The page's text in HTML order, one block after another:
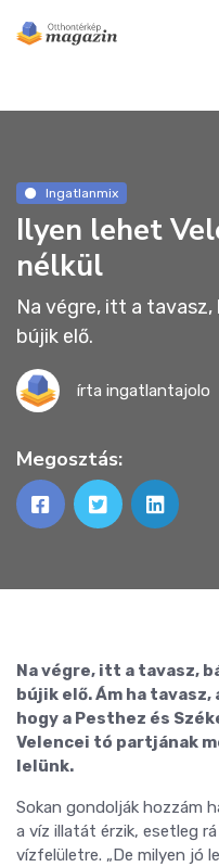
Ingatlanmix
Ilyen lehet
nélkül
Na végre, itt a
bújik elő.
írta ingatlantajolo
Megosztás:
Na végre, itt a tavasz,
bújik elő. Ám ha
hogy a Pesthez és
Velencei tó partjának
lelünk.
Sokan gondolják hozzám
a víz illatát érzik, esetleg
vízfelületre. „De milyen jó